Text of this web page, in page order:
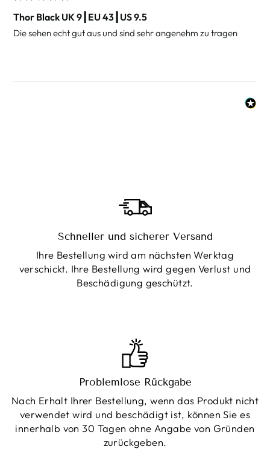
Thor Black UK 9┃EU 43┃US 9.5
Die sehen echt gut aus und sind sehr angenehm zu tragen
Schneller und sicherer Versand
Ihre Bestellung wird am nächsten Werktag
verschickt. Ihre Bestellung wird gegen Verlust und
Beschädigung geschützt.
Problemlose Rückgabe
Nach Erhalt Ihrer Bestellung, wenn das Produkt nicht
verwendet wird und beschädigt ist, können Sie es
innerhalb von 30 Tagen ohne Angabe von Gründen
zurückgeben.